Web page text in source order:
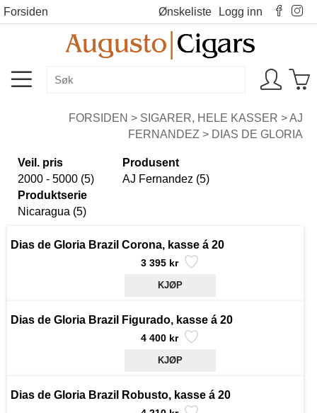
Forsiden Ønskeliste Logg inn
FORSIDEN > SIGARER, HELE KASSER >AJ
FERNANDEZ > DIAS DE GLORIA
Veil. pris
2000 - 5000 (5)
Produsent
AJ Fernandez (5)
Produktserie
Nicaragua (5)
Dias de Gloria Brazil Corona, kasse á 20
3 395 kr
Dias de Gloria Brazil Figurado, kasse á 20
4 400 kr
Dias de Gloria Brazil Robusto, kasse á 20